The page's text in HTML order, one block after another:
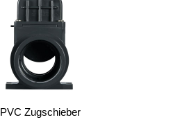
PVC Zugschieber